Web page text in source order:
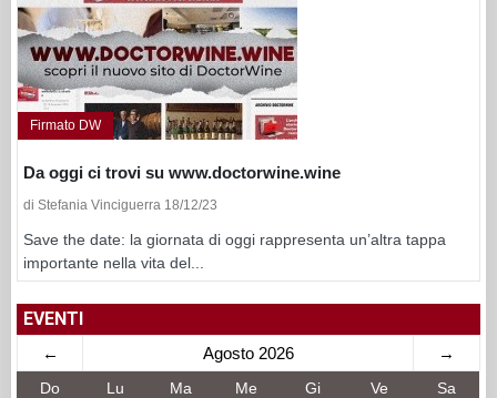
Firmato DW
Da oggi ci trovi su www.doctorwine.wine
di Stefania Vinciguerra 18/12/23
Save the date: la giornata di oggi rappresenta un’altra tappa
importante nella vita del...
EVENTI
← Agosto 2026 →
Do Lu Ma Me Gi Ve Sa